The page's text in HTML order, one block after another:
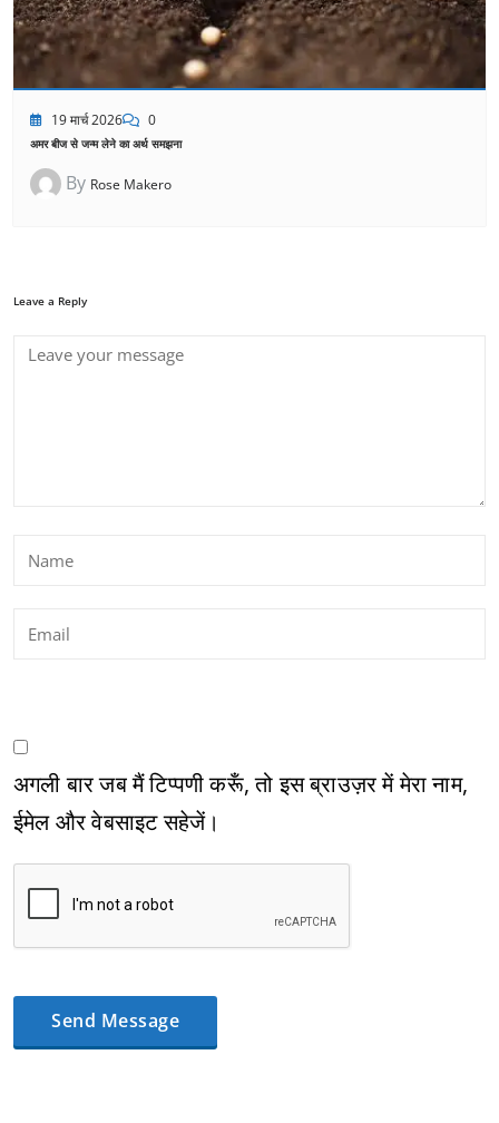
19 मार्च 2026 0
अमर बीज से जन्म लेने का अर्थ समझना
By Rose Makero
Leave a Reply
अगली बार जब मैं टिप्पणी करूँ, तो इस ब्राउज़र में मेरा नाम,
ईमेल और वेबसाइट सहेजें।